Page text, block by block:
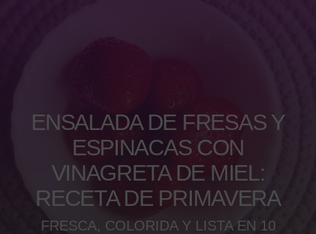
ENSALADA DE FRESAS Y
ESPINACAS CON
VINAGRETA DE MIEL:
RECETA DE PRIMAVERA
FRESCA, COLORIDA Y LISTA EN 10